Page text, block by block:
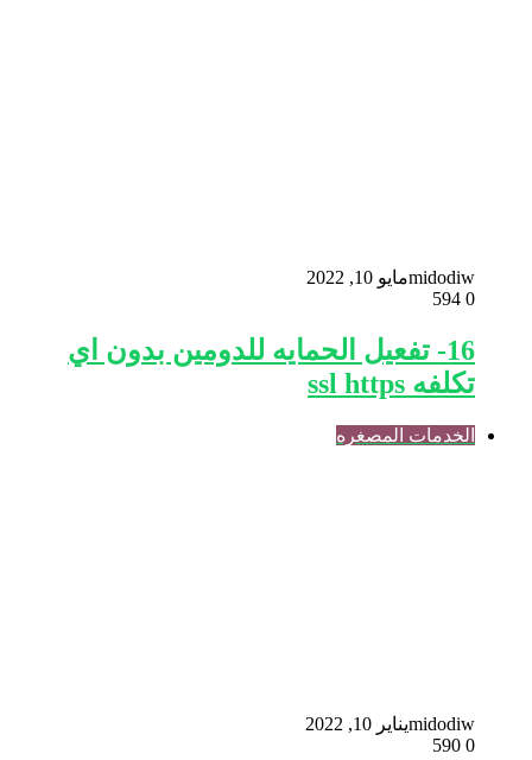
midodiwمايو 10, 2022
0
16- تفعيل الحمايه للدومين بدون اي
تكلفه ssl https
الخدمات المصغره
midodiwيناير 10, 2022
0